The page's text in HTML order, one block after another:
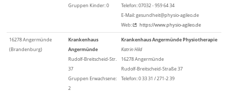
Gruppen Kinder: 0
Telefon: 07032 - 959 64 34
E-Mail: gesundheit@physio-agileo.de
Web:
https://www.physio-agileo.de
16278 Angermünde
(Brandenburg)
Krankenhaus
Angermünde
Rudolf-Breitscheid-Str.
37
Gruppen Erwachsene:
2
Krankenhaus Angermünde Physiotherapie
Katrin Hild
16278 Angermünde
Rudolf-Breitscheid-Straße 37
Telefon: 0 33 31 / 271-2 39